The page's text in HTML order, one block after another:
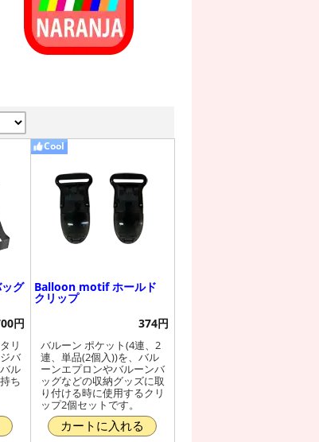
グ
円
リ
バ
ル
ち
Cool
Balloon motif ホールド
クリップ
374円
バルーン ポケット(4連、2
連、単品(2個入))を、バル
ーンエプロンやバルーンバ
ッグなどの収納グッズに取
り付ける時に使用するクリ
ップ2個セットです。
カートに入れる